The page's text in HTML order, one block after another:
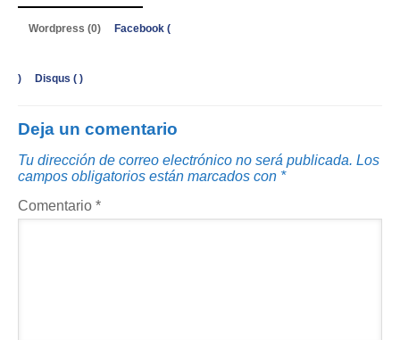
Wordpress (0) Facebook (
) Disqus ( )
Deja un comentario
Tu dirección de correo electrónico no será publicada. Los
campos obligatorios están marcados con *
Comentario *